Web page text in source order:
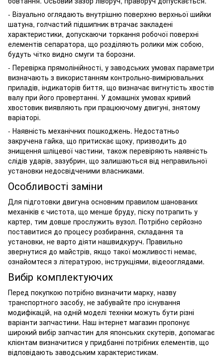
- Візуально оглядають внутрішню поверхню верхньої шийки
шатуна, голчастий підшипник втрачає закладені
характеристики, допускаючи торкання робочої поверхні
елементів сепаратора, що розділяють ролики між собою,
будуть чітко видно смуги та борозни.
- Перевірка прямолінійності, у заводських умовах параметри
визначають з використанням контрольно-вимірювальних
приладів, індикаторів биття, що визначає вигнутість хвостів
валу при його провертанні. У домашніх умовах кривий
хвостовик виявляють при працюючому двигуні, знятому
варіаторі.
- Наявність механічних пошкоджень. Недостатньо
закручена гайка, що притискає щоку, призводить до
знищення шліцевої частини, також перевіряють наявність
слідів ударів, зазубрин, що залишаються від неправильної
установки недосвідченими власниками.
Особливості заміни
Для підготовки двигуна основним правилом шанованих
механіків є чистота, що менше бруду, піску потрапить у
картер, тим довше прослужить вузол. Потрібно серйозно
поставитися до процесу розбирання, складання та
установки, не варто діяти нашвидкуруч. Правильно
звернутися до майстрів, якщо такої можливості немає,
ознайомтеся з літературою, інструкціями, відеооглядами.
Вибір комплектуючих
Перед покупкою потрібно визначити марку, назву
транспортного засобу, не забувайте про існування
модифікацій, на одній моделі техніки можуть бути різні
варіанти запчастини. Наш інтернет магазин пропонує
широкий вибір запчастин для японських скутерів, допомагає
клієнтам визначитися у придбанні потрібних елементів, що
відповідають заводським характеристикам.